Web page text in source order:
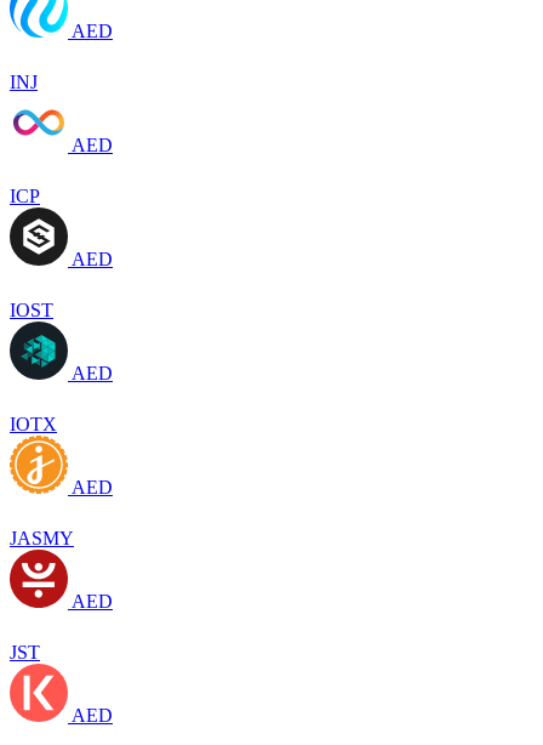
AED
INJ
AED
ICP
AED
IOST
AED
IOTX
AED
JASMY
AED
JST
AED